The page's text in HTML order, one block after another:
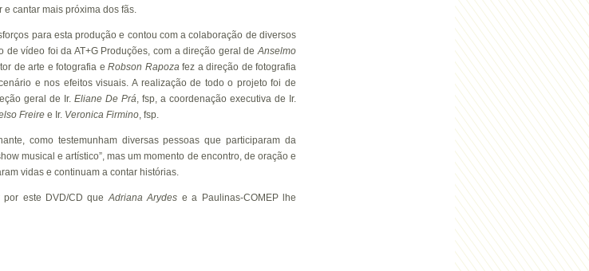
cantar mais próxima dos fãs.
para esta produção e contou com a colaboração de diversos
de vídeo foi da AT+G Produções, com a direção geral deAnselmo
de arte e fotografia e Robson Rapozafez a direção de fotografia
e nos efeitos visuais. A realização de todo o projeto foi de
geral de Ir. Eliane De Prá, fsp, a coordenação executiva de Ir.
Freire e Ir. Veronica Firmino, fsp.
como testemunham diversas pessoas que participaram da
musical e artístico”, mas um momento de encontro, de oração e
vidas e continuam a contar histórias.
por este DVD/CD queAdriana Arydes e a Paulinas-COMEP lhe